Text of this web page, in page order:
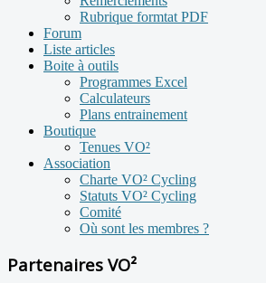
Rubrique formtat PDF
Forum
Liste articles
Boite à outils
Programmes Excel
Calculateurs
Plans entrainement
Boutique
Tenues VO²
Association
Charte VO² Cycling
Statuts VO² Cycling
Comité
Où sont les membres ?
Partenaires VO²